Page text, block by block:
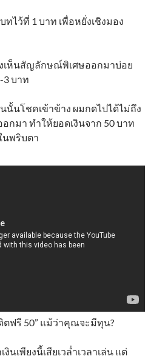
ทไว้ที่ 1 บาท เพื่อหยั่งเชิงมอง
งเห็นสัญลักษณ์พิเศษออกมาบ่อย
3 บาท
นั้นโชคเข้าข้าง ผมกดไปได้ไม่ถึง
กมา ทำให้ยอดเงินจาก 50 บาท
นพริบตา
ตฟรี 50” แม้ว่าคุณจะมีทุน?
นเพียงนี้เสียเวล่ำเวลาเล่น แต่